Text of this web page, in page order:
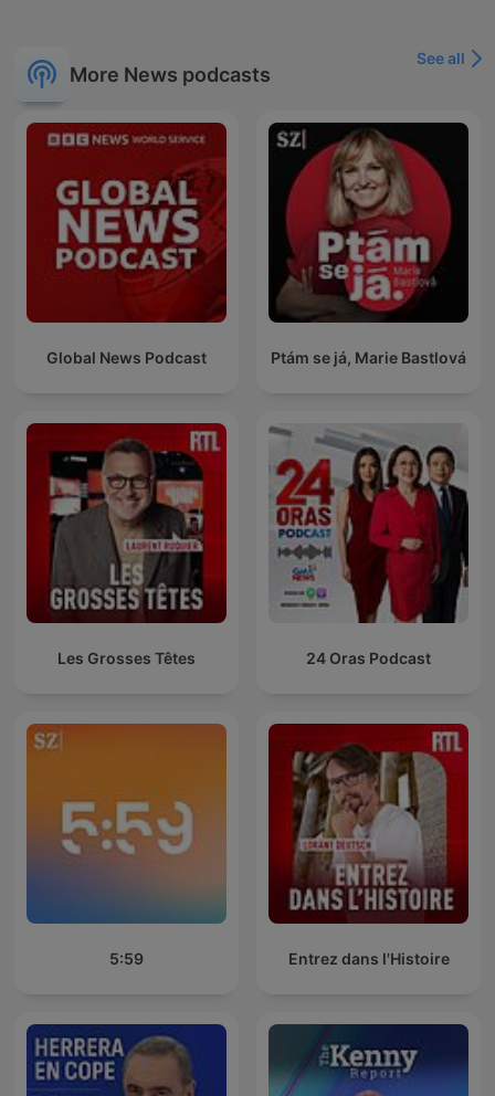
More News podcasts
See all
Global News Podcast Ptám se já, Marie Bastlová
Les Grosses Têtes 24 Oras Podcast
5:59 Entrez dans l'Histoire